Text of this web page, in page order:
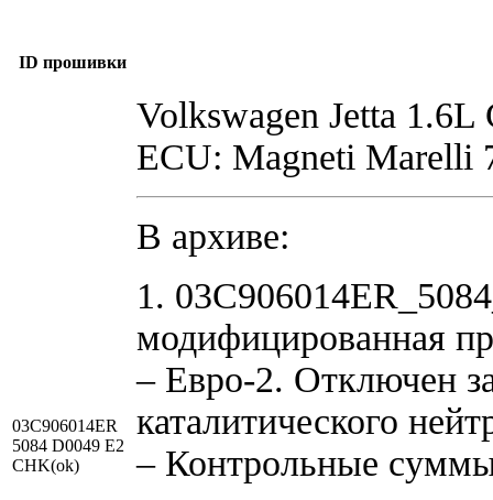
ID прошивки
03C906014ER
5084 D0049 E2
CHK(ok)
Volkswagen Jetta
ECU: Magneti Marelli
В архиве:
1.
модифицированная
– Евро-2. Отключен
каталитического
– Контрольные